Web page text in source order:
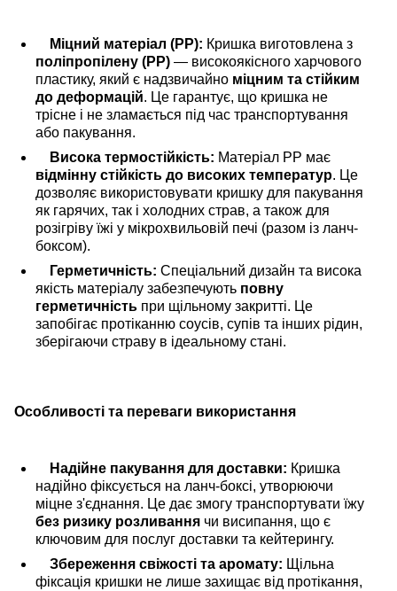
Міцний матеріал (PP): Кришка виготовлена з
поліпропілену (PP) — високоякісного харчового
пластику, який є надзвичайно міцним та стійким
до деформацій. Це гарантує, що кришка не
трісне і не зламається під час транспортування
або пакування.
Висока термостійкість: Матеріал PP має
відмінну стійкість до високих температур. Це
дозволяє використовувати кришку для пакування
як гарячих, так і холодних страв, а також для
розігріву їжі у мікрохвильовій печі (разом із ланч-
боксом).
Герметичність: Спеціальний дизайн та висока
якість матеріалу забезпечують повну
герметичність при щільному закритті. Це
запобігає протіканню соусів, супів та інших рідин,
зберігаючи страву в ідеальному стані.
Особливості та переваги використання
Надійне пакування для доставки: Кришка
надійно фіксується на ланч-боксі, утворюючи
міцне з'єднання. Це дає змогу транспортувати їжу
без ризику розливання чи висипання, що є
ключовим для послуг доставки та кейтерингу.
Збереження свіжості та аромату: Щільна
фіксація кришки не лише захищає від протікання,